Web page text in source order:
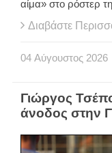
αίμα» στο ρόστερ
Διαβάστε
04 Αύγουστος 2026
Γιώργος
άνοδος στην